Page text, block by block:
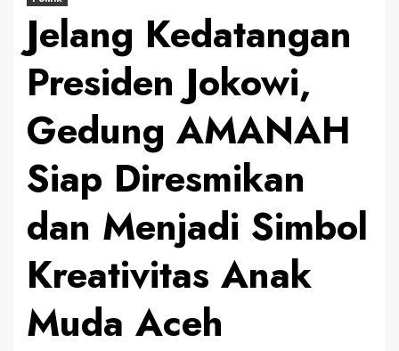
Jelang Kedatangan
Presiden Jokowi,
Gedung AMANAH
Siap Diresmikan
dan Menjadi Simbol
Kreativitas Anak
Muda Aceh